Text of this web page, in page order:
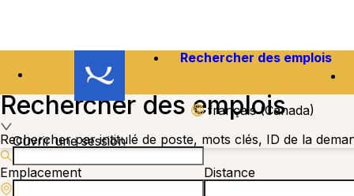
Rechercher des emplois
français (Canada)
Ouvrir une session
Rechercher des emplois
Rechercher par intitulé de poste, mots clés, ID de la
Emplacement Distance